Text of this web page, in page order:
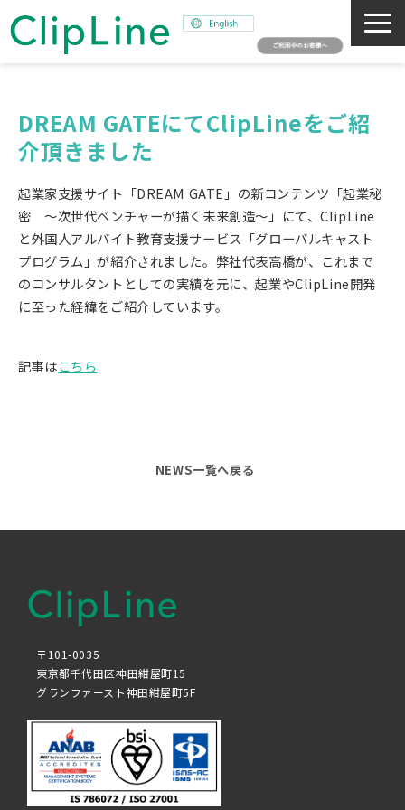
事業紹介
サステナビリティ
採用情報
SNAPSHOT
DREAM GATEにてClipLineをご紹
介頂きました
起業家支援サイト「DREAM GATE」の新コンテンツ「起業秘
密 ～次世代ベンチャーが描く未来創造～」にて、ClipLine
と外国人アルバイト教育支援サービス「グローバルキャスト
プログラム」が紹介されました。弊社代表高橋が、これまで
のコンサルタントとしての実績を元に、起業やClipLine開発
に至った経緯をご紹介しています。
記事はこちら
NEWS一覧へ戻る
〒101-0035
東京都千代田区神田紺屋町15
グランファースト神田紺屋町5F